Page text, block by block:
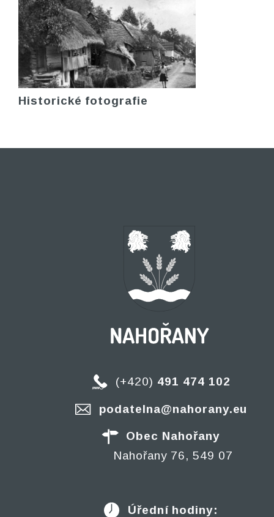
Historické fotografie
(+420) 491 474 102
podatelna@nahorany.eu
Obec Nahořany
Nahořany 76, 549 07
Úřední hodiny: